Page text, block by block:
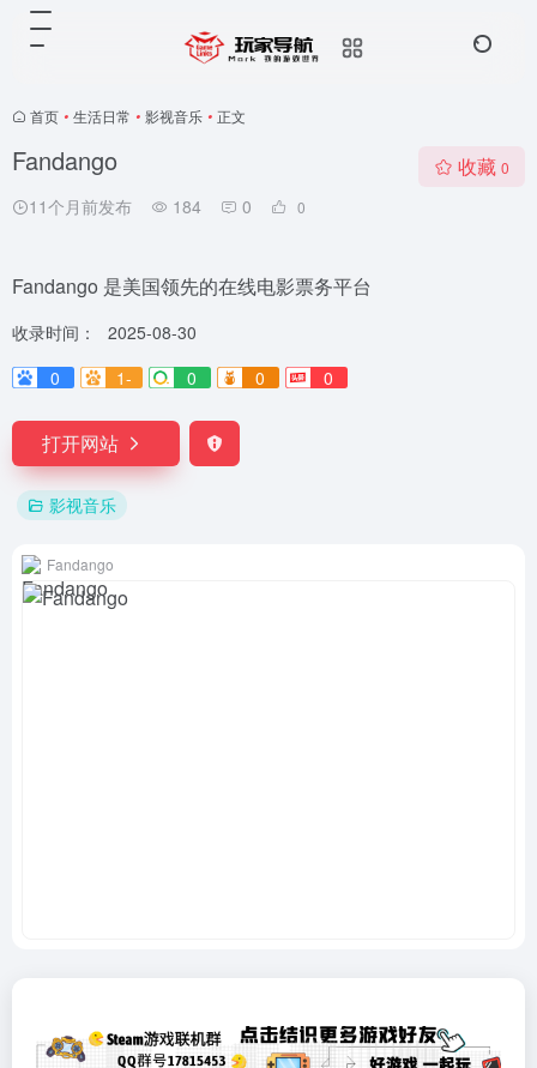
首页 • 生活日常 • 影视音乐 • 正文
Fandango
11个月前发布 184 0 0
收藏 0
Fandango 是美国领先的在线电影票务平台
收录时间：
2025-08-30
0
1- 0 0 0
打开网站
影视音乐
Fandango